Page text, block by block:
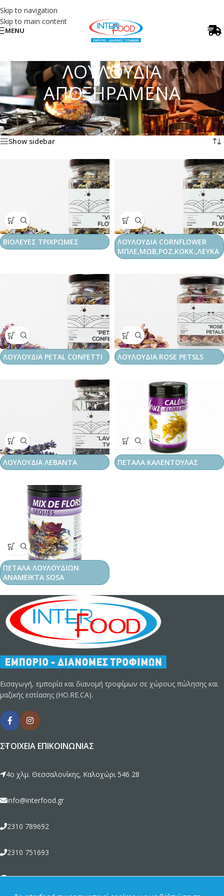
Skip to navigation
Skip to main content
MENU
ΛΟΥΛΟΥΔΙΑ
ΑΠΟΞΗΡΑΜΕΝΑ
Αρχική σελίδα/PREMIUM ΠΡΟΙΟΝΤΑ
ΛΟΥΛΟΥΔΙΑ ΑΠΟΞΗΡΑΜΕΝΑ
Προβάλλονται όλα - 7 αποτελέσματα
Show sidebar
ΒΙΟΛΕΥΕΣ ΤΡΙΧΡΩΜΕΣ
ΛΟΥΛΟΥΔΙΑ CORNFLOWER
ΜΠΛΕ,ΜΩΒ,ΡΟΖ,ΚΟΚΚ.,ΛΕΥΚΑ
ΛΟΥΛΟΥΔΙΑ PETAL CONFETTI ΛΟΥΛΟΥΔΙΑ ROSE PETSLS
ΛΟΥΛΟΥΔΙΑ ΛΕΒΑΝΤΑ ΠΕΤΑΛΑ ΚΑΛΕΝΤΟΥΛΑΣ
ΠΕΤΑΛΑ ΛΟΥΛΟΥΔΙΩΝ
ΑΝΑΜΕΙΚΤΑ SOSA
Εισαγωγή, εμπορία και διανομή τροφίμων σε χώρους πώλησης και
μαζικής εστίασης (HO.RE.CA).
ΣΤΟΙΧΕΊΑ ΕΠΙΚΟΙΝΩΝΊΑΣ
4ο χλμ. Θεσσαλονίκης, Καλοχώρι 546 28
info@interfood.gr
2310 789692
2310 751693
2310 789464